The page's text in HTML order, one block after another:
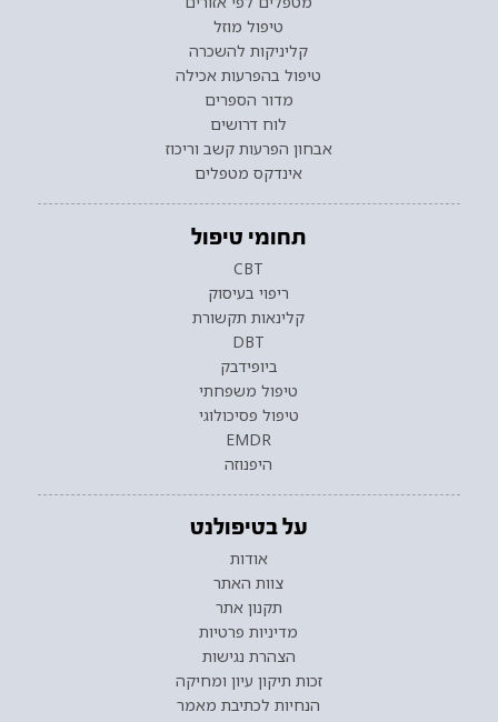
טיפול מוזל
קליניקות להשכרה
טיפול בהפרעות אכילה
מדור הספרים
לוח דרושים
אבחון הפרעות קשב וריכוז
אינדקס מטפלים
תחומי טיפול
CBT
ריפוי בעיסוק
קלינאות תקשורת
DBT
ביופידבק
טיפול משפחתי
טיפול פסיכולוגי
EMDR
היפנוזה
על בטיפולנט
אודות
צוות האתר
תקנון אתר
מדיניות פרטיות
הצהרת נגישות
זכות תיקון עיון ומחיקה
הנחיות לכתיבת מאמר